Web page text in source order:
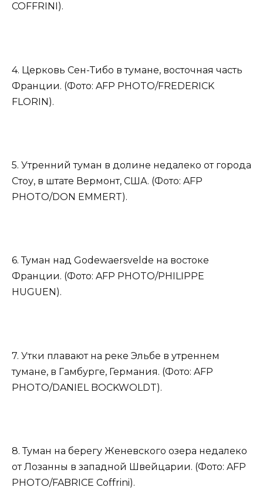
COFFRINI).
4. Церковь Сен-Тибо в тумане, восточная часть
Франции. (Фото: AFP PHOTO/FREDERICK
FLORIN).
5. Утренний туман в долине недалеко от города
Стоу, в штате Вермонт, США. (Фото: AFP
PHOTO/DON EMMERT).
6. Туман над Godewaersvelde на востоке
Франции. (Фото: AFP PHOTO/PHILIPPE
HUGUEN).
7. Утки плавают на реке Эльбе в утреннем
тумане, в Гамбурге, Германия. (Фото: AFP
PHOTO/DANIEL BOCKWOLDT).
8. Туман на берегу Женевского озера недалеко
от Лозанны в западной Швейцарии. (Фото: AFP
PHOTO/FABRICE Coffrini).